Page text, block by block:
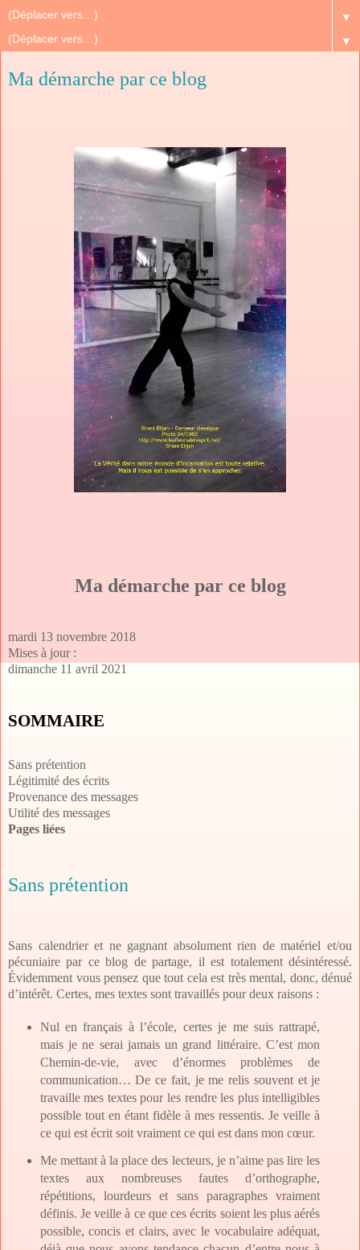
▼
▼
Ma démarche par ce blog
Ma démarche par ce blog
mardi 13 novembre 2018
Mises à jour :
dimanche 11 avril 2021
SOMMAIRE
Sans prétention
Légitimité des écrits
Provenance des messages
Utilité des messages
Pages liées
Sans prétention
Sans calendrier et ne gagnant absolument rien de matériel et/ou
pécuniaire par ce blog de partage, il est totalement désintéressé.
Évidemment vous pensez que tout cela est très mental, donc, dénué
d’intérêt. Certes, mes textes sont travaillés pour deux raisons :
Nul en français à l’école, certes je me suis rattrapé,
mais je ne serai jamais un grand littéraire. C’est mon
Chemin-de-vie, avec d’énormes problèmes de
communication… De ce fait, je me relis souvent et je
travaille mes textes pour les rendre les plus intelligibles
possible tout en étant fidèle à mes ressentis. Je veille à
ce qui est écrit soit vraiment ce qui est dans mon cœur.
Me mettant à la place des lecteurs, je n’aime pas lire les
textes aux nombreuses fautes d’orthographe,
répétitions, lourdeurs et sans paragraphes vraiment
définis. Je veille à ce que ces écrits soient les plus aérés
possible, concis et clairs, avec le vocabulaire adéquat,